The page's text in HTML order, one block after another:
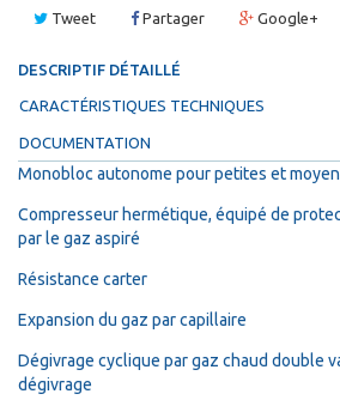
Tweet Partager Google+
DESCRIPTIF DÉTAILLÉ
CARACTÉRISTIQUES TECHNIQUES
DOCUMENTATION
Monobloc autonome pour petites et
Compresseur hermétique, équipé de
par le gaz aspiré
Résistance carter
Expansion du gaz par capillaire
Dégivrage cyclique par gaz chaud double
dégivrage